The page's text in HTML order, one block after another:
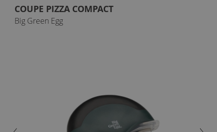
COUPE PIZZA COMPACT
Big Green Egg